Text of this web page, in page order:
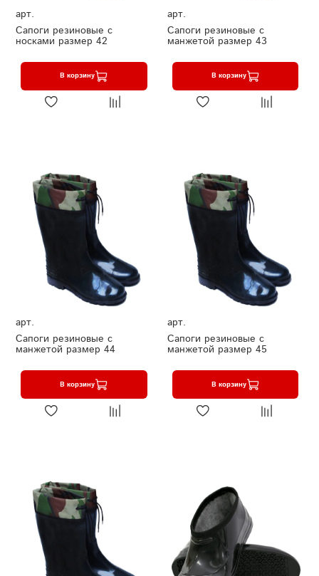
арт.
Сапоги резиновые с
носками размер 42
В корзину
арт.
Сапоги резиновые с
манжетой размер 43
В корзину
арт.
Сапоги резиновые с
манжетой размер 44
В корзину
арт.
Сапоги резиновые с
манжетой размер 45
В корзину